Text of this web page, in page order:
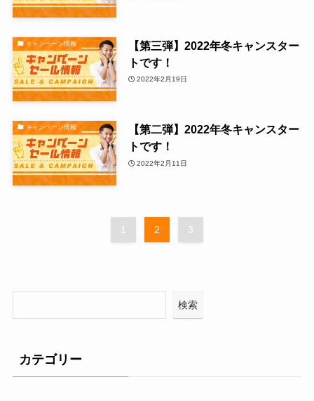
キャンペーン情報
【第三弾】2022年冬キャンスター
トです！
2022年2月19日
キャンペーン情報
【第二弾】2022年冬キャンスター
トです！
2022年2月11日
1 2 3
検索
カテゴリー